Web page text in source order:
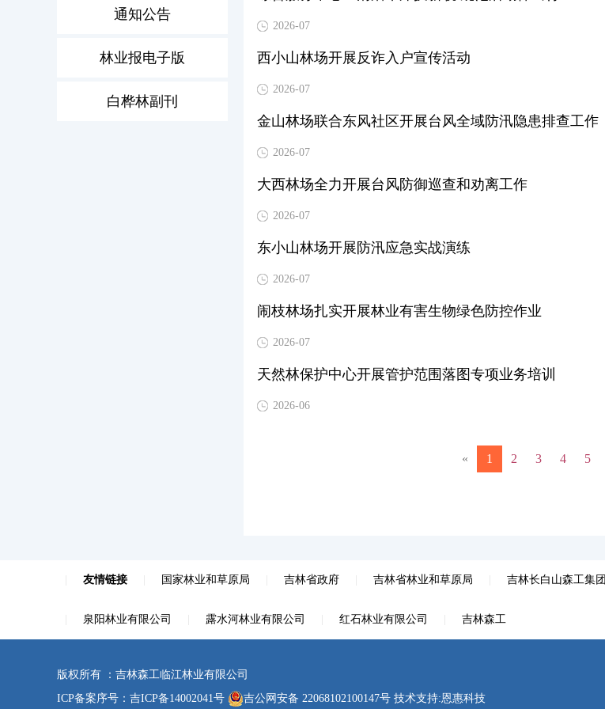
通知公告
林业报电子版
白桦林副刊
2026-07
西小山林场开展反诈入户宣传活动
2026-07
金山林场联合东风社区开展台风全域防汛隐患排查工作
2026-07
大西林场全力开展台风防御巡查和劝离工作
2026-07
东小山林场开展防汛应急实战演练
2026-07
闹枝林场扎实开展林业有害生物绿色防控作业
2026-07
天然林保护中心开展管护范围落图专项业务培训
2026-06
« 1 2 3 4 5
友情链接 国家林业和草原局 吉林省政府 吉林省林业和草原局 吉林长白山森工集团
泉阳林业有限公司 露水河林业有限公司 红石林业有限公司 吉林森工
版权所有 ：吉林森工临江林业有限公司
ICP备案序号： 吉ICP备14002041号 吉公网安备 22068102100147号 技术支持:恩惠科技